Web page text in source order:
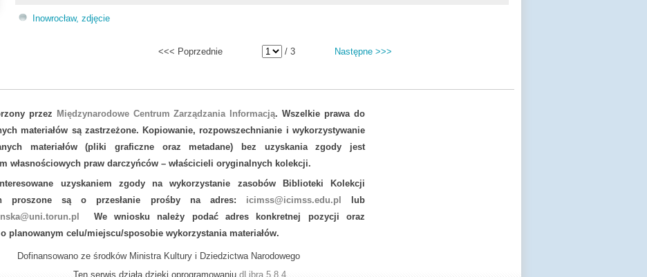
Inowrocław, zdjęcie
<<< Poprzednie / 3 Następne >>>
przez Międzynarodowe Centrum Zarządzania Informacją. Wszelkie prawa do
materiałów są zastrzeżone. Kopiowanie, rozpowszechnianie i wykorzystywanie
materiałów (pliki graficzne oraz metadane) bez uzyskania zgody jest
własnościowych praw darczyńców – właścicieli oryginalnych kolekcji.
uzyskaniem zgody na wykorzystanie zasobów Biblioteki Kolekcji
proszone są o przesłanie prośby na adres: icimss@icimss.edu.pl
lub
We wniosku należy podać adres konkretnej pozycji oraz
planowanym celu/miejscu/sposobie wykorzystania materiałów.
Dofinansowano ze środków Ministra Kultury i Dziedzictwa Narodowego
Ten serwis działa dzięki oprogramowaniu dLibra 5.8.4